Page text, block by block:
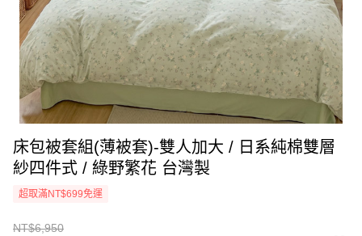
床包被套組(薄被套)-雙人加大 / 日系純棉雙層
紗四件式 / 綠野繁花 台灣製
超取滿NT$699免運
NT$6,950